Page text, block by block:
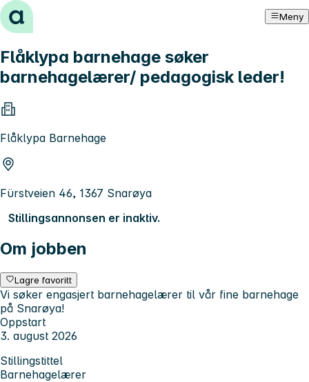
Hopp til innhold Meny
Flåklypa barnehage søker
barnehagelærer/ pedagogisk leder!
Flåklypa Barnehage
Fürstveien 46, 1367 Snarøya
Stillingsannonsen er inaktiv.
Om jobben
Lagre favoritt
Vi søker engasjert barnehagelærer til vår fine barnehage
på Snarøya!
Oppstart
3. august 2026
Stillingstittel
Barnehagelærer